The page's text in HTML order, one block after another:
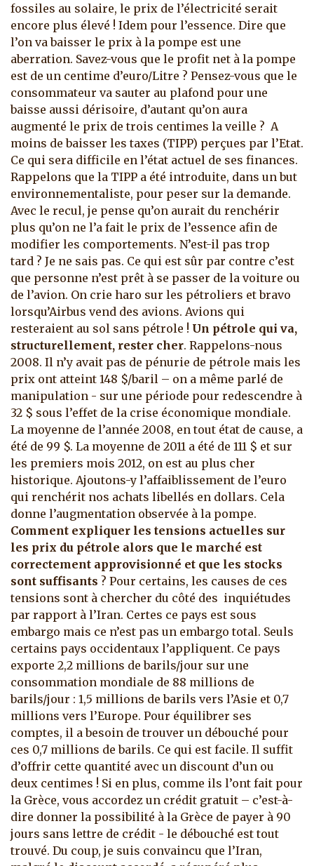
fossiles au solaire, le prix de l’électricité serait
encore plus élevé ! Idem pour l’essence. Dire que
l’on va baisser le prix à la pompe est une
aberration. Savez-vous que le profit net à la pompe
est de un centime d’euro/Litre ? Pensez-vous que le
consommateur va sauter au plafond pour une
baisse aussi dérisoire, d’autant qu’on aura
augmenté le prix de trois centimes la veille ? A
moins de baisser les taxes (TIPP) perçues par l’Etat.
Ce qui sera difficile en l’état actuel de ses finances.
Rappelons que la TIPP a été introduite, dans un but
environnementaliste, pour peser sur la demande.
Avec le recul, je pense qu’on aurait du renchérir
plus qu’on ne l’a fait le prix de l’essence afin de
modifier les comportements. N’est-il pas trop
tard ? Je ne sais pas. Ce qui est sûr par contre c’est
que personne n’est prêt à se passer de la voiture ou
de l’avion. On crie haro sur les pétroliers et bravo
lorsqu’Airbus vend des avions. Avions qui
resteraient au sol sans pétrole ! Un pétrole qui va,
structurellement, rester cher. Rappelons-nous
2008. Il n’y avait pas de pénurie de pétrole mais les
prix ont atteint 148 $/baril – on a même parlé de
manipulation - sur une période pour redescendre à
32 $ sous l’effet de la crise économique mondiale.
La moyenne de l’année 2008, en tout état de cause, a
été de 99 $. La moyenne de 2011 a été de 111 $ et sur
les premiers mois 2012, on est au plus cher
historique. Ajoutons-y l’affaiblissement de l’euro
qui renchérit nos achats libellés en dollars. Cela
donne l’augmentation observée à la pompe.
Comment expliquer les tensions actuelles sur
les prix du pétrole alors que le marché est
correctement approvisionné et que les stocks
sont suffisants ? Pour certains, les causes de ces
tensions sont à chercher du côté des inquiétudes
par rapport à l’Iran. Certes ce pays est sous
embargo mais ce n’est pas un embargo total. Seuls
certains pays occidentaux l’appliquent. Ce pays
exporte 2,2 millions de barils/jour sur une
consommation mondiale de 88 millions de
barils/jour : 1,5 millions de barils vers l’Asie et 0,7
millions vers l’Europe. Pour équilibrer ses
comptes, il a besoin de trouver un débouché pour
ces 0,7 millions de barils. Ce qui est facile. Il suffit
d’offrir cette quantité avec un discount d’un ou
deux centimes ! Si en plus, comme ils l’ont fait pour
la Grèce, vous accordez un crédit gratuit – c’est-à-
dire donner la possibilité à la Grèce de payer à 90
jours sans lettre de crédit - le débouché est tout
trouvé. Du coup, je suis convaincu que l’Iran,